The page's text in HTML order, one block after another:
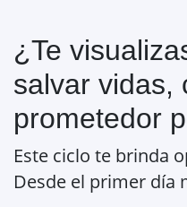
¿Te
salvar vidas,
prometedor
Este ciclo te brinda
Desde el primer día